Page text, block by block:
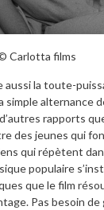
Carlotta films
aussi la toute-
simple alternance
rapports
des jeunes qui
qui répètent
populaire
que le film
Pas besoin de